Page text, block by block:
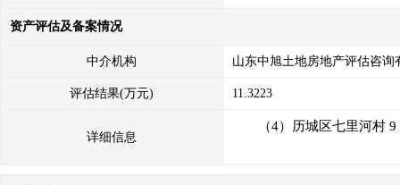
资产评估及备案情况
中介机构 山东中旭土地房地产评估咨询
评估结果(万元) 11.3223
详细信息
（4）历城区七里河村